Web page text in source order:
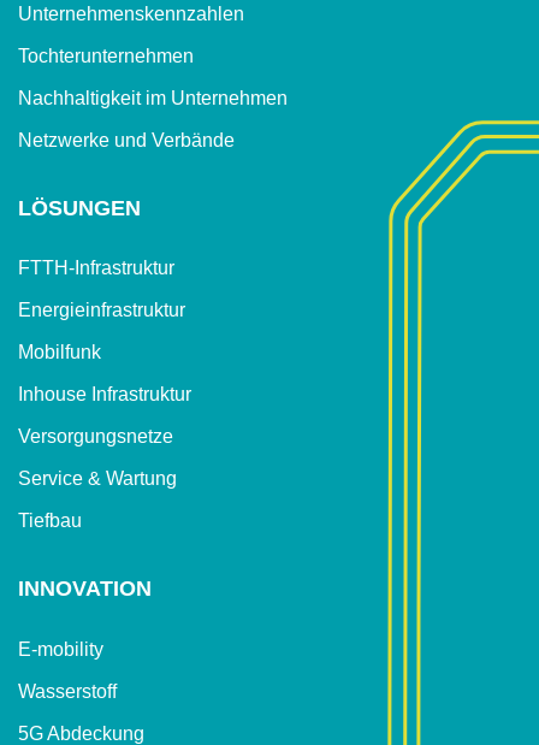
Unternehmenskennzahlen
Tochterunternehmen
Nachhaltigkeit im Unternehmen
Netzwerke und Verbände
LÖSUNGEN
FTTH-Infrastruktur
Energieinfrastruktur
Mobilfunk
Inhouse Infrastruktur
Versorgungsnetze
Service & Wartung
Tiefbau
INNOVATION
E-mobility
Wasserstoff
5G Abdeckung